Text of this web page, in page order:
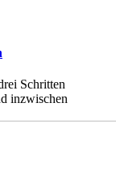
Schritten
inzwischen